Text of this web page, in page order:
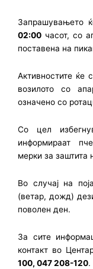
Запрашувањето
02:00 часот, со
поставена на
Активностите ќе
возилото со
означено со
Со цел
информираат
мерки за заштита
Во случај на
(ветар, дожд)
поволен ден.
За сите
контакт во
100, 047 208-120.